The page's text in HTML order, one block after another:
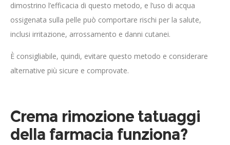
dimostrino l’efficacia di questo metodo, e l’uso di acqua
ossigenata sulla pelle può comportare rischi per la salute,
inclusi irritazione, arrossamento e danni cutanei.
È consigliabile, quindi, evitare questo metodo e considerare
alternative più sicure e comprovate.
Crema rimozione tatuaggi
della farmacia funziona?